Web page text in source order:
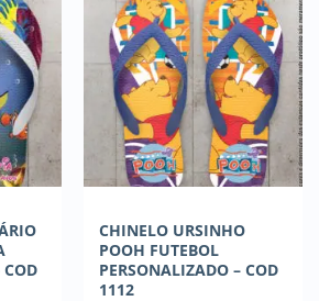
CHINELO URSINHO
POOH FUTEBOL
PERSONALIZADO – COD
1112